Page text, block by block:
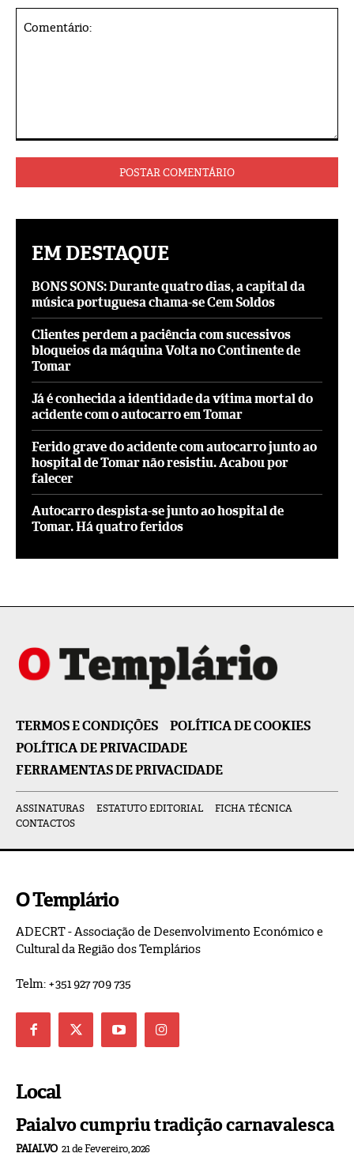
EM DESTAQUE
BONS SONS: Durante quatro dias, a capital da
música portuguesa chama-se Cem Soldos
Clientes perdem a paciência com sucessivos
bloqueios da máquina Volta no Continente de
Tomar
Já é conhecida a identidade da vítima mortal do
acidente com o autocarro em Tomar
Ferido grave do acidente com autocarro junto ao
hospital de Tomar não resistiu. Acabou por
falecer
Autocarro despista-se junto ao hospital de
Tomar. Há quatro feridos
TERMOS E CONDIÇÕES
POLÍTICA DE COOKIES
POLÍTICA DE PRIVACIDADE
FERRAMENTAS DE PRIVACIDADE
ASSINATURAS ESTATUTO EDITORIAL
FICHA TÉCNICA
CONTACTOS
O Templário
ADECRT - Associação de Desenvolvimento Económico e
Cultural da Região dos Templários
Telm: +351 927 709 735
Local
Paialvo cumpriu tradição carnavalesca
PAIALVO 21 de Fevereiro, 2026